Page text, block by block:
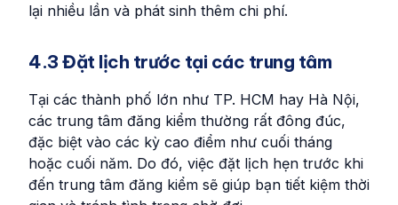
lại nhiều lần và phát sinh thêm chi phí.
4.3 Đặt lịch trước tại các trung tâm
Tại các thành phố lớn như TP. HCM hay Hà Nội,
các trung tâm đăng kiểm thường rất đông đúc,
đặc biệt vào các kỳ cao điểm như cuối tháng
hoặc cuối năm. Do đó, việc đặt lịch hẹn trước khi
đến trung tâm đăng kiểm sẽ giúp bạn tiết kiệm thời